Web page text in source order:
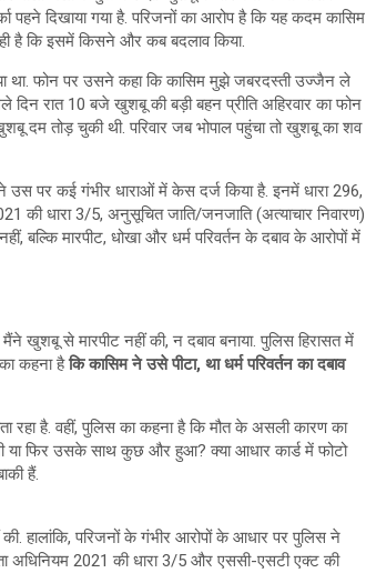
पहने दिखाया गया है. परिजनों का आरोप है कि यह कदम कासिम
है कि इसमें किसने और कब बदलाव किया.
था. फोन पर उसने कहा कि कासिम मुझे जबरदस्ती उज्जैन ले
दिन रात 10 बजे खुशबू की बड़ी बहन प्रीति अहिरवार का फोन
दम तोड़ चुकी थी. परिवार जब भोपाल पहुंचा तो खुशबू का शव
उस पर कई गंभीर धाराओं में केस दर्ज किया है. इनमें धारा 296,
की धारा 3/5, अनुसूचित जाति/जनजाति (अत्याचार निवारण)
बल्कि मारपीट, धोखा और धर्म परिवर्तन के दबाव के आरोपों में
खुशबू से मारपीट नहीं की, न दबाव बनाया. पुलिस हिरासत में
कहना हैकि कासिम ने उसे पीटा, था धर्म परिवर्तन का दबाव
रहा है. वहीं, पुलिस का कहना है कि मौत के असली कारण का
या फिर उसके साथ कुछ और हुआ? क्या आधार कार्ड में फोटो
हैं.
हालांकि, परिजनों के गंभीर आरोपों के आधार पर पुलिस ने
अधिनियम 2021 की धारा 3/5 और एससी-एसटी एक्ट की